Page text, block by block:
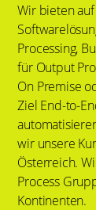
Wir bieten
Processing,
für Output
On Premise
Ziel End-to-
wir unsere
Österreich.
Process
Kontinenten.